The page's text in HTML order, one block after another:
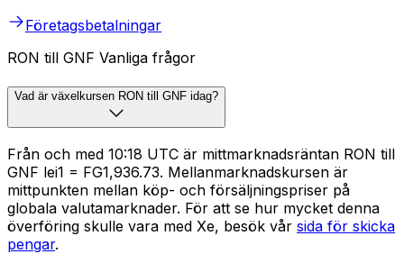
Företagsbetalningar
RON till GNF Vanliga frågor
Vad är växelkursen RON till GNF idag?
Från och med 10:18 UTC är mittmarknadsräntan RON till
GNF lei1 = FG1,936.73. Mellanmarknadskursen är
mittpunkten mellan köp- och försäljningspriser på
globala valutamarknader. För att se hur mycket denna
överföring skulle vara med Xe, besök vår sida för skicka
pengar.